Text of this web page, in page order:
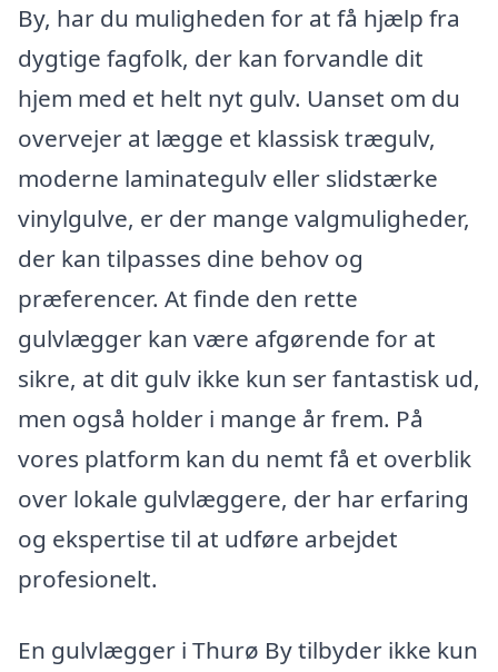
By, har du muligheden for at få hjælp fra
dygtige fagfolk, der kan forvandle dit
hjem med et helt nyt gulv. Uanset om du
overvejer at lægge et klassisk trægulv,
moderne laminategulv eller slidstærke
vinylgulve, er der mange valgmuligheder,
der kan tilpasses dine behov og
præferencer. At finde den rette
gulvlægger kan være afgørende for at
sikre, at dit gulv ikke kun ser fantastisk ud,
men også holder i mange år frem. På
vores platform kan du nemt få et overblik
over lokale gulvlæggere, der har erfaring
og ekspertise til at udføre arbejdet
profesionelt.
En gulvlægger i Thurø By tilbyder ikke kun